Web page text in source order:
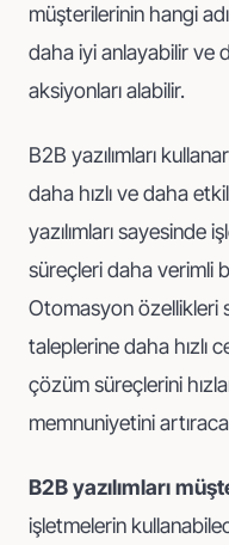
müşterilerinin hangi
daha iyi anlayabilir ve
aksiyonları alabilir.
B2B yazılımları
daha hızlı ve daha
yazılımları sayesinde
süreçleri daha verimli
Otomasyon özellikleri
taleplerine daha hızlı
çözüm süreçlerini
memnuniyetini
B2B yazılımları
işletmelerin